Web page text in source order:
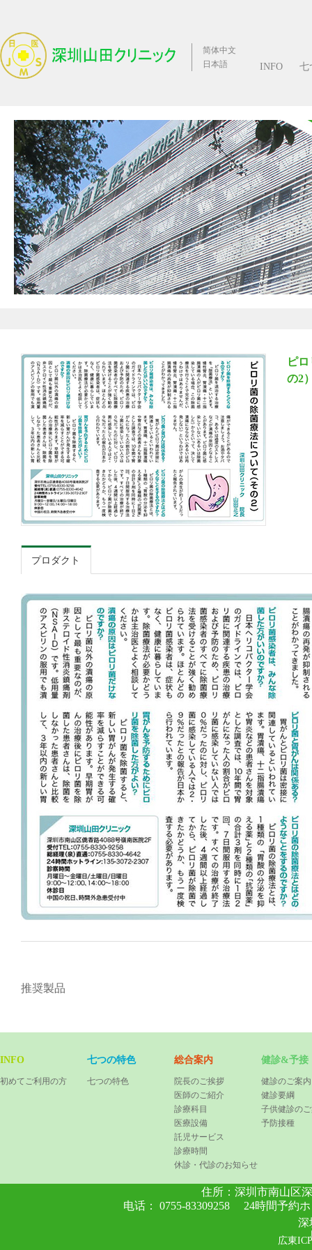
简体中文
日本語
INFO 七
ピ
の2
プロダクト
推奨製品
INFO
初めてご利用の方
七つの特色
七つの特色
総合案内
院長のご挨拶
医師のご紹介
診療科目
医療設備
託児サービス
診療時間
休診・代診のお知らせ
健診&予接
健診のご案内
健診要綱
子供健診の
予防接種
深
広東
住所： 深圳市南山区
电话： 0755-83309258 24時間予約